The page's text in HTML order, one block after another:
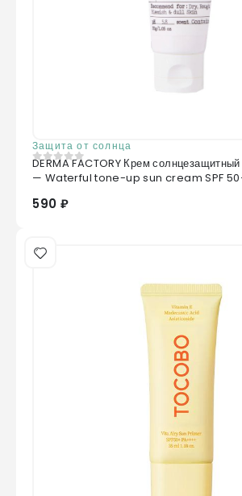
Защита от солнца
0из 5
DERMA FACTORY Крем солнцезащитный увлажняющий
— Waterful tone-up sun cream SPF
590 ₽